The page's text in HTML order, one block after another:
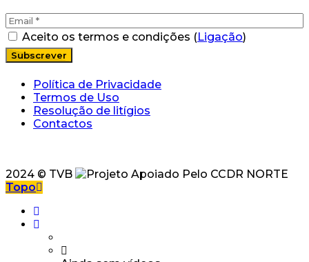
Aceito os termos e condições (Ligação)
Política de Privacidade
Termos de Uso
Resolução de litígios
Contactos
2024 © TVB
Topo